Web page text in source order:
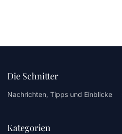
Die Schnitter
Nachrichten, Tipps und Einblicke
Kategorien